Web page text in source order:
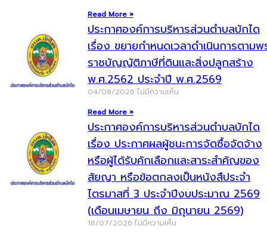
Read More »
ประกาศองค์การบริหารส่วนตำบลบักได
เรื่อง ขยายกำหนดเวลาดำเนินการตามพ
ราชบัญญัติภาษีที่ดินและสิ่งปลูกสร้าง
พ.ศ.2562 ประจำปี พ.ศ.2569
04/08/2026 ไม่มีความเห็น
Read More »
ประกาศองค์การบริหารส่วนตำบลบักได
เรื่อง ประกาศผลผู้ชนะการจัดซื้อจัดจ้าง
หรือผู้ได้รับคักเลือกและสาระสำคัญของ
สัยญา หรือข้อตกลงเป็นหนังสืประจำ
ไตรมาสที่ 3 ประจำปีงบประมาณ 2569
(เดือนเมษายน ถึง มิถุนายน 2569)
16/07/2026 ไม่มีความเห็น